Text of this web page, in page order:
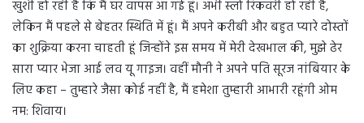
खुशी हो रही है कि मैं घर वापस आ गई हूं। अभी स्लो रिकवरी हो रही है,
लेकिन मैं पहले से बेहतर स्थिति में हूं। मैं अपने करीबी और बहुत प्यारे दोस्तों
का शुक्रिया करना चाहती हूं जिन्होंने इस समय में मेरी देखभाल की, मुझे ढेर
सारा प्यार भेजा आई लव यू गाइज। वहीं मौनी ने अपने पति सूरज नांबियार के
लिए कहा – तुम्हारे जैसा कोई नहीं है, मैं हमेशा तुम्हारी आभारी रहूंगी ओम
नम: शिवाय।